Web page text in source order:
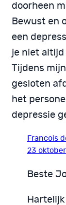
doorheen
Bewust en
een
je niet altijd
Tijdens
gesloten
het
depressie
Francois
23
Beste